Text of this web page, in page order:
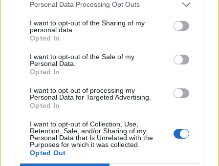
Personal Data Processing Opt Outs
I want to opt-out of the Sharing of my
personal data.
Opted In
I want to opt-out of the Sale of my
Personal Data.
Opted In
I want to opt-out of processing my
Personal Data for Targeted Advertising.
Opted In
I want to opt-out of Collection, Use,
Retention, Sale, and/or Sharing of my
Personal Data that Is Unrelated with the
Purposes for which it was collected.
Opted Out
iso-ital
szőlőcukor
14. Intersport Tour de Tisza-tó
A 15 km-es túrán
Tiszafüredre.
A mezőnyt zárókerékpár
kíséri
A 65 km-es távon 5 óra.